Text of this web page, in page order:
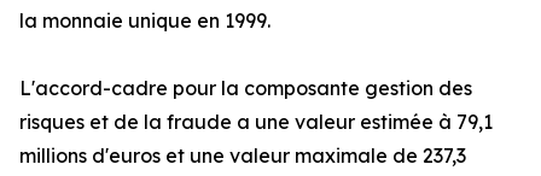
la monnaie unique en 1999.
L'accord-cadre pour la composante gestion des
risques et de la fraude a une valeur estimée à 79,1
millions d'euros et une valeur maximale de 237,3